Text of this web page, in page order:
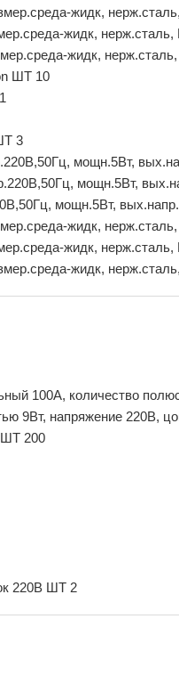
жидк,
жидк,
жидк,
ШТ 10
3
мощн.5Вт,
мощн.5Вт,
мощн.5Вт,
жидк,
жидк,
жидк,
100А, количество
9Вт, напряжение 220В,
ШТ 200
220В ШТ 2